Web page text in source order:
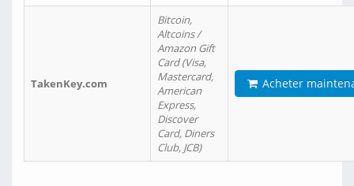
TakenKey.com
Bitcoin,
Altcoins /
Amazon Gift
Card (Visa,
Mastercard,
American
Express,
Discover
Card, Diners
Club, JCB)
Acheter